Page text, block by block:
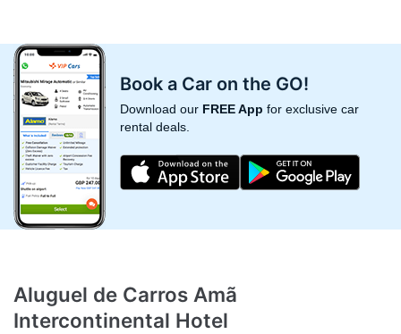
Book a Car on the GO!
Download our FREE App for exclusive car
rental deals.
Aluguel de Carros Amã
Intercontinental Hotel